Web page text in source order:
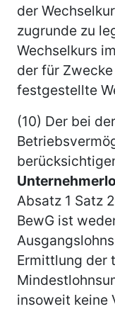
der
zugrunde zu
Wechselkurs
der für
festgestellte
(10) Der bei
Absatz 1 Satz
BewG ist
Ermittlung der
insoweit keine